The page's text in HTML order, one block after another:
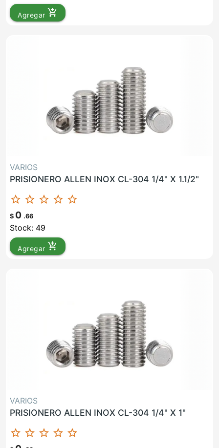
Agregar add_shopping_cart
VARIOS
PRISIONERO ALLEN INOX CL-304 1/4" X 1.1/2"
star_border star_border star_border star_border star_border
$ 0 .66
Stock: 49
Agregar add_shopping_cart
VARIOS
PRISIONERO ALLEN INOX CL-304 1/4" X 1"
star_border star_border star_border star_border star_border